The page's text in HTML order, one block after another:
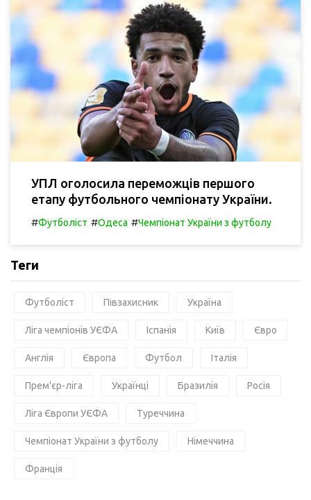
УПЛ оголосила переможців першого
етапу футбольного чемпіонату України.
#Футболіст #Одеса #Чемпіонат України з футболу
Теги
Футболіст Півзахисник Україна
Ліга чемпіонів УЄФА Іспанія Київ Євро
Англія Європа Футбол Італія
Прем'єр-ліга Українці Бразилія Росія
Ліга Європи УЄФА Туреччина
Чемпіонат України з футболу Німеччина
Франція